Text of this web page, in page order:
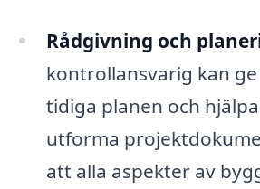
Rådgivning och
kontrollansvarig kan
tidiga planen och
utforma
att alla aspekter av